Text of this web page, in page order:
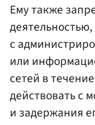
Ему также
с
или
сетей в
действовать с
и задержания